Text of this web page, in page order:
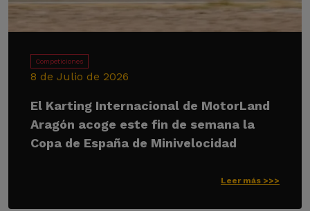
Competiciones
8 de Julio de 2026
El Karting Internacional de MotorLand
Aragón acoge este fin de semana la
Copa de España de Minivelocidad
Leer más >>>